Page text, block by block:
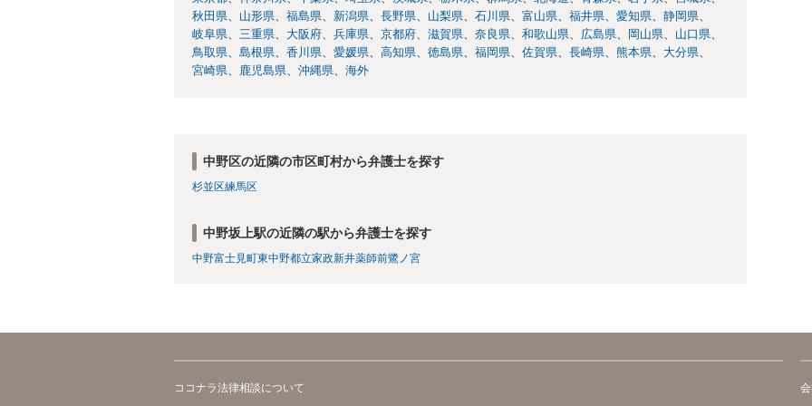
秋田県
山形県 福島県 新潟県 長野県 山梨県 石川県 富山県 福井県 愛知県
静岡県
岐阜県
三重県 大阪府 兵庫県 京都府 滋賀県 奈良県 和歌山県 広島県 岡山県
山口県
鳥取県
島根県 香川県 愛媛県 高知県 徳島県 福岡県 佐賀県 長崎県 熊本県
大分県
宮崎県
鹿児島県 沖縄県 海外
中野区の近隣の市区町村から弁護士を探す
杉並区練馬区
中野坂上駅の近隣の駅から弁護士を探す
中野富士見町東中野都立家政新井薬師前鷺ノ宮
ココナラ法律相談について